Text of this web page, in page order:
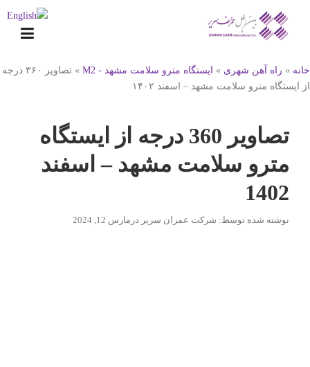
content
خانه » راه آهن شهری » ایستگاه مترو سلامت مشهد - M2 »
تصاویر ۳۶۰ درجه
از ایستگاه مترو سلامت مشهد – اسفند ۱۴۰۲
تصاویر 360 درجه از ایستگاه
مترو سلامت مشهد – اسفند
1402
نوشته شده توسط: شرکت عمران سریر در مارس 12, 2024